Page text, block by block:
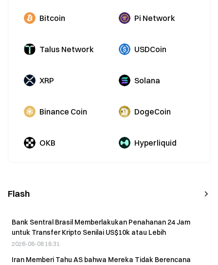
Bitcoin Pi Network
Talus Network USDCoin
XRP Solana
Binance Coin DogeCoin
OKB Hyperliquid
Flash
Bank Sentral Brasil Memberlakukan Penahanan 24 Jam
untuk Transfer Kripto Senilai US$10k atau Lebih
2026-08-08 18:31
Iran Memberi Tahu AS bahwa Mereka Tidak Berencana